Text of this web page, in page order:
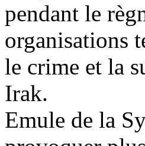
pendant le
organisations
le crime et la
Irak.
Emule de la